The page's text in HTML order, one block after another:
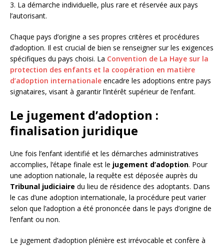
3. La démarche individuelle, plus rare et réservée aux pays
l’autorisant.
Chaque pays d’origine a ses propres critères et procédures
d’adoption. Il est crucial de bien se renseigner sur les exigences
spécifiques du pays choisi. La Convention de La Haye sur la
protection des enfants et la coopération en matière
d’adoption internationale encadre les adoptions entre pays
signataires, visant à garantir l’intérêt supérieur de l’enfant.
Le jugement d’adoption :
finalisation juridique
Une fois l’enfant identifié et les démarches administratives
accomplies, l’étape finale est le jugement d’adoption. Pour
une adoption nationale, la requête est déposée auprès du
Tribunal judiciaire du lieu de résidence des adoptants. Dans
le cas d’une adoption internationale, la procédure peut varier
selon que l’adoption a été prononcée dans le pays d’origine de
l’enfant ou non.
Le jugement d’adoption plénière est irrévocable et confère à